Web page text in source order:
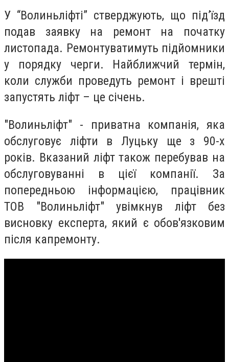
У “Волиньліфті” стверджують, що під’їзд
подав заявку на ремонт на початку
листопада. Ремонтуватимуть підйомники
у порядку черги. Найближчий термін,
коли служби проведуть ремонт і врешті
запустять ліфт – це січень.
"Волиньліфт" - приватна компанія, яка
обслуговує ліфти в Луцьку ще з 90-х
років. Вказаний ліфт також перебував на
обслуговуванні в цієї компанії. За
попередньою інформацією, працівник
ТОВ "Волиньліфт" увімкнув ліфт без
висновку експерта, який є обов'язковим
після капремонту.